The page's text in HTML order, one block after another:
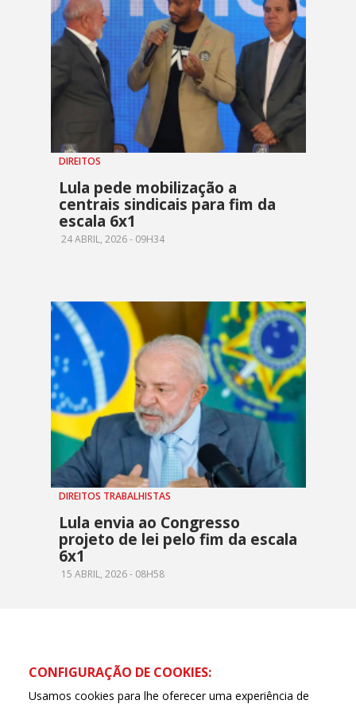
DIREITOS
Lula pede mobilização a
centrais sindicais para fim da
escala 6x1
24 ABRIL, 2026 - 09H34
DIREITOS TRABALHISTAS
Lula envia ao Congresso
projeto de lei pelo fim da escala
6x1
15 ABRIL, 2026 - 08H58
CONFIGURAÇÃO DE COOKIES:
Usamos cookies para lhe oferecer uma experiência de